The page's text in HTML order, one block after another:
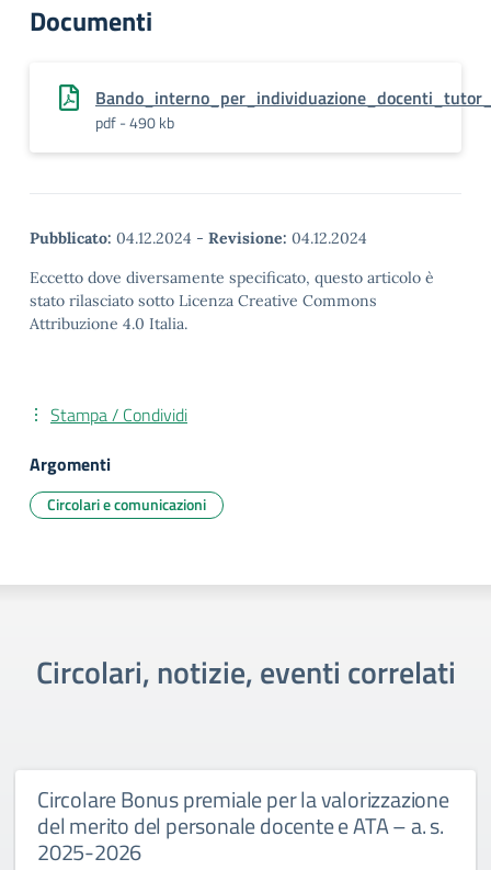
Documenti
pdf - 490 kb
Pubblicato: 04.12.2024 - Revisione: 04.12.2024
Eccetto dove diversamente specificato, questo articolo è
stato rilasciato sotto Licenza Creative Commons
Attribuzione 4.0 Italia.
Stampa / Condividi
Argomenti
Circolari e comunicazioni
Circolari, notizie, eventi correlati
Circolare Bonus premiale per la valorizzazione
del merito del personale docente e ATA – a. s.
2025-2026